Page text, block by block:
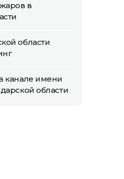
в
области
канале имени
области